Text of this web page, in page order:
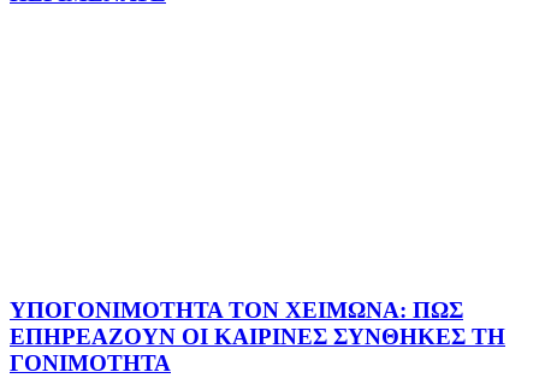
ΥΠΟΓΟΝΙΜΟΤΗΤΑ ΤΟΝ ΧΕΙΜΩΝΑ: ΠΩΣ
ΕΠΗΡΕΑΖΟΥΝ ΟΙ ΚΑΙΡΙΝΕΣ ΣΥΝΘΗΚΕΣ ΤΗ
ΓΟΝΙΜΟΤΗΤΑ